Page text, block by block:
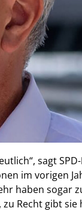
sagt
im vorigen
haben sogar
Recht gibt sie